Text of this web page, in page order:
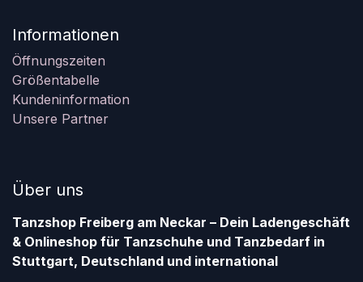
Informationen
Öffnungszeiten
Größentabelle
Kundeninformation
Unsere Partner
Über uns
Tanzshop Freiberg am Neckar – Dein Ladengeschäft
& Onlineshop für Tanzschuhe und Tanzbedarf in
Stuttgart, Deutschland und international